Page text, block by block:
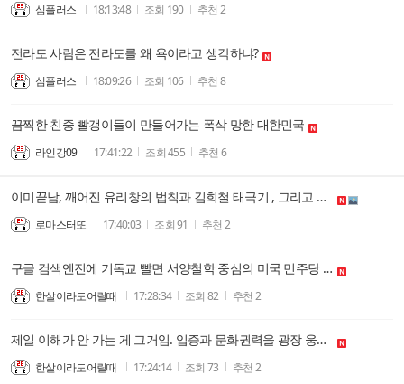
심플러스 18:13:48 조회 190 추천 2
전라도 사람은 전라도를 왜 욕이라고 생각하냐?
심플러스 18:09:26 조회 106 추천 8
끔찍한 친중 빨갱이들이 만들어가는 폭삭 망한 대한민국
라인강09 17:41:22 조회455 추천 6
이미끝남, 깨어진 유리창의 법칙과 김희철 태극기 , 그리고 암세포.....
로마스터또 17:40:03 조회91 추천 2
구글 검색엔진에 기독교 빨면 서양철학 중심의 미국 민주당 옹호 바로 나온다. 그런데, 80대 동학노인의 속임수는 아나? 헬라인본주의가 동학이라고 퉁치는게 김영삼 때
한살이라도어릴때 17:28:34 조회 82 추천 2
제일 이해가 안 가는 게 그거임. 입증과 문화권력을 광장 웅변대회로 퉁치는게 말이 되는 일인가? 자유당 때를 그리워하는 팔십대 노인의 정신승리의 무한반복
한살이라도어릴때 17:24:14 조회 73 추천 2